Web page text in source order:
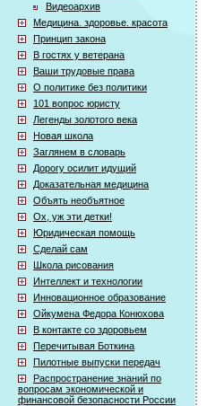
Видеоархив
Медицина. здоровье. красота
Принцип закона
В гостях у ветерана
Ваши трудовые права
О политике без политики
101 вопрос юристу
Легенды золотого века
Новая школа
Заглянем в словарь
Дорогу осилит идущий
Доказательная медицина
Объять необъятное
Ох, уж эти детки!
Юридическая помощь
Сделай сам
Школа рисования
Интеллект и технологии
Инновационное образование
Ойкумена Федора Конюхова
В контакте со здоровьем
Перечитывая Боткина
Пилотные выпуски передач
Распространение знаний по
вопросам экономической и
финансовой безопасности России